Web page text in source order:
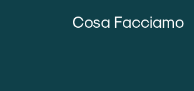
Cosa Facciamo